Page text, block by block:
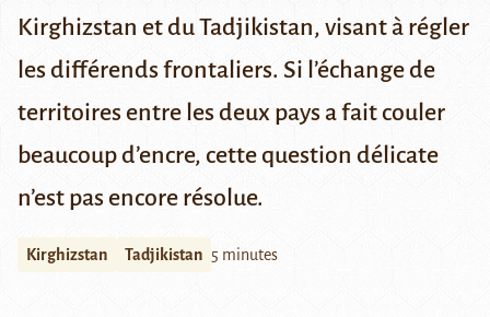
Kirghizstan et du Tadjikistan, visant à régler
les différends frontaliers. Si l’échange de
territoires entre les deux pays a fait couler
beaucoup d’encre, cette question délicate
n’est pas encore résolue.
Kirghizstan Tadjikistan 5 minutes